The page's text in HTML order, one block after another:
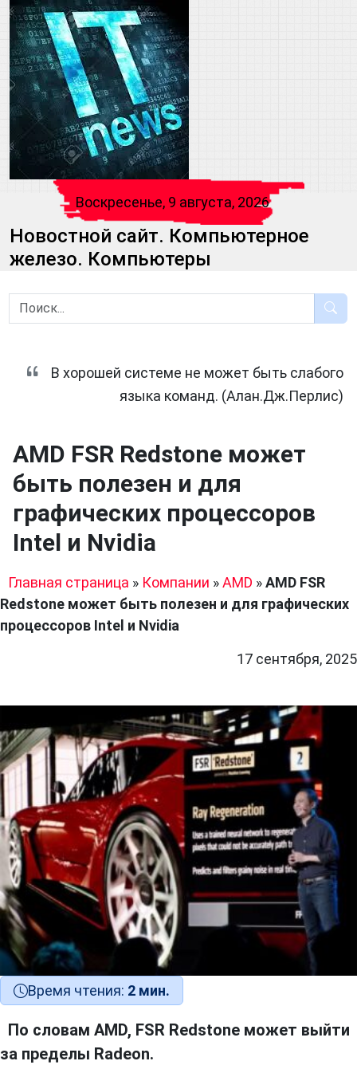
Воскресенье, 9 августа, 2026
Новостной сайт. Компьютерное
железо. Компьютеры
В хорошей системе не может быть слабого
языка команд. (Алан.Дж.Перлис)
AMD FSR Redstone может
быть полезен и для
графических процессоров
Intel и Nvidia
Главная страница » Компании »AMD »AMD FSR
Redstone может быть полезен и для графических
процессоров Intel и Nvidia
17 сентября, 2025
Время чтения: 2 мин.
По словам AMD, FSR Redstone может выйти
за пределы Radeon.